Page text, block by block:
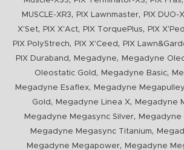
MUSCLE-XR3, PIX Lawnmaster, PIX DUO-
X'Set, PIX X'Act, PIX TorquePlus, PIX
PIX PolyStrech, PIX X'Ceed , PIX
PIX Duraband , Megadyne, Megadyne
Oleostatic Gold , Megadyne Basic,
Megadyne Esaflex, Megadyne Megapulley
Gold , Megadyne Linea X, Megadyne
Megadyne Megasync Silver, Megadyne
Megadyne Megasync Titanium,
Megadyne Megapower, Megadyne